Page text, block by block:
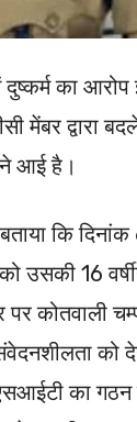
का
द्वारा
आई है।
कि
उसकी 16
पर कोतवाली
को
का गठन